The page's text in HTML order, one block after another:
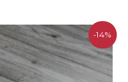
-14%